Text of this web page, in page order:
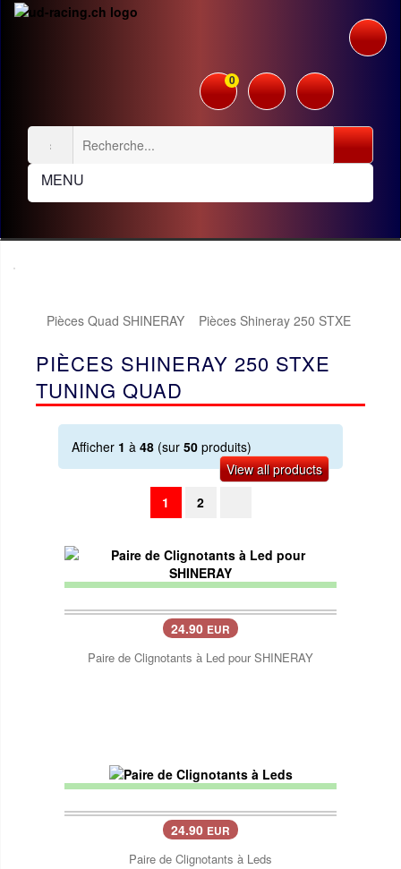
0
MENU
Pièces Quad SHINERAY
Pièces Shineray 250 STXE
Tuning Quad
PIÈCES SHINERAY 250 STXE
TUNING QUAD
Afficher 1 à 48 (sur 50 produits)
View all products
1
2
24.90 EUR
Paire de Clignotants à Led pour SHINERAY
24.90 EUR
Paire de Clignotants à Leds